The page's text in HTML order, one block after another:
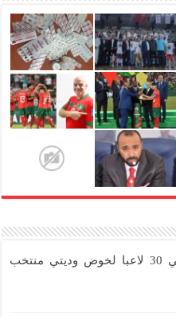
الركراكي يستدعي 30 لاعبا لخوض وديتي منتخب